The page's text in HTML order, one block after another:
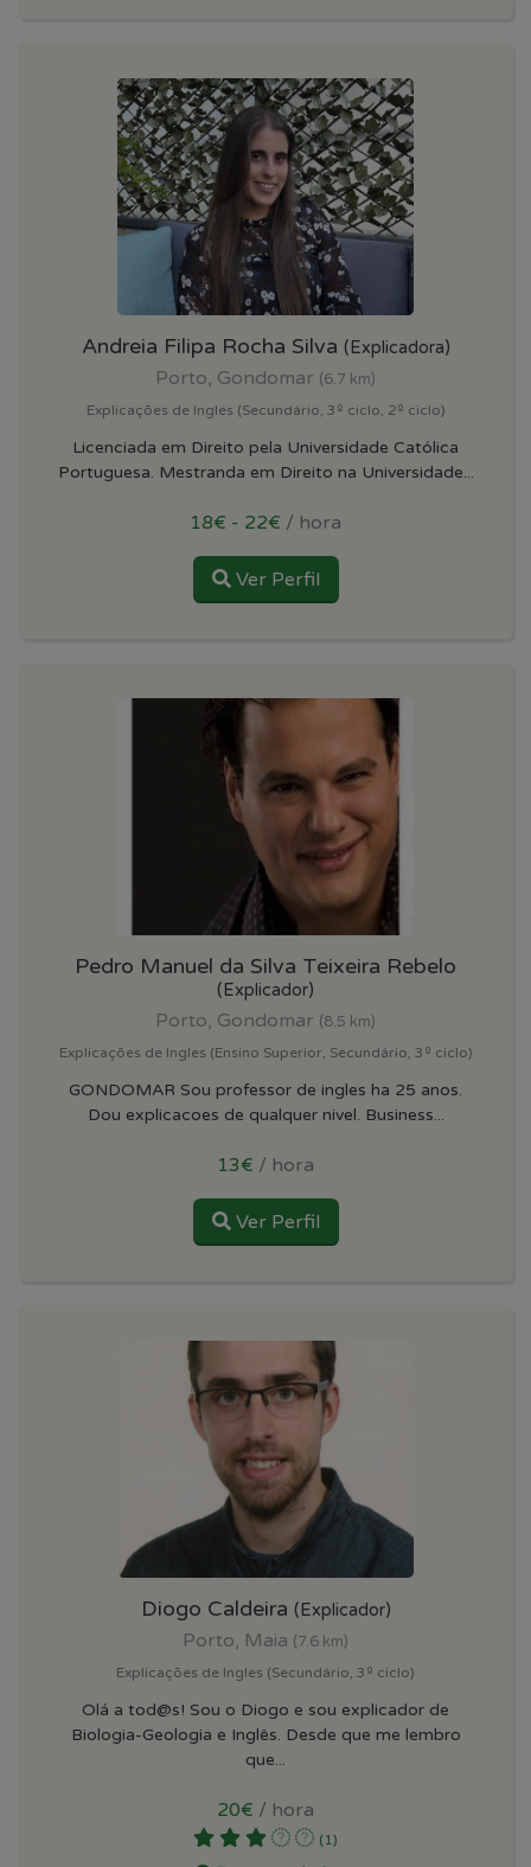
Andreia Filipa Rocha Silva (Explicadora)
Porto, Gondomar (6.7 km)
Explicações de Ingles (Secundário, 3º ciclo, 2º ciclo)
Licenciada em Direito pela Universidade Católica
Portuguesa. Mestranda em Direito na Universidade...
18€ - 22€ / hora
Ver Perfil
Pedro Manuel da Silva Teixeira Rebelo
(Explicador)
Porto, Gondomar (8.5 km)
Explicações de Ingles (Ensino Superior, Secundário, 3º ciclo)
GONDOMAR Sou professor de ingles ha 25 anos.
Dou explicacoes de qualquer nivel. Business...
13€ / hora
Ver Perfil
Diogo Caldeira (Explicador)
Porto, Maia (7.6 km)
Explicações de Ingles (Secundário, 3º ciclo)
Olá a tod@s! Sou o Diogo e sou explicador de
Biologia-Geologia e Inglês. Desde que me lembro
que...
20€ / hora
(1)